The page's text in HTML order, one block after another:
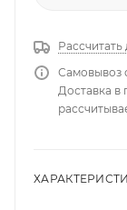
Рассчитать
Самовывоз
Доставка